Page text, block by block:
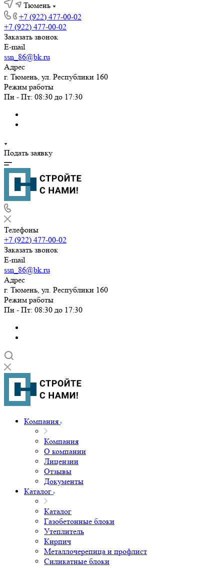
Тюмень
+7 (922) 477-00-02
+7 (922) 477-00-02
Заказать звонок
E-mail
ssn_86@bk.ru
Адрес
г. Тюмень, ул. Республики 160
Режим работы
Пн - Пт: 08:30 до 17:30
Подать заявку
Телефоны
+7 (922) 477-00-02
Заказать звонок
E-mail
ssn_86@bk.ru
Адрес
г. Тюмень, ул. Республики 160
Режим работы
Пн - Пт: 08:30 до 17:30
Компания
Компания
О компании
Лицензии
Отзывы
Документы
Каталог
Каталог
Газобетонные блоки
Утеплитель
Кирпич
Металлочерепица и профлист
Силикатные блоки